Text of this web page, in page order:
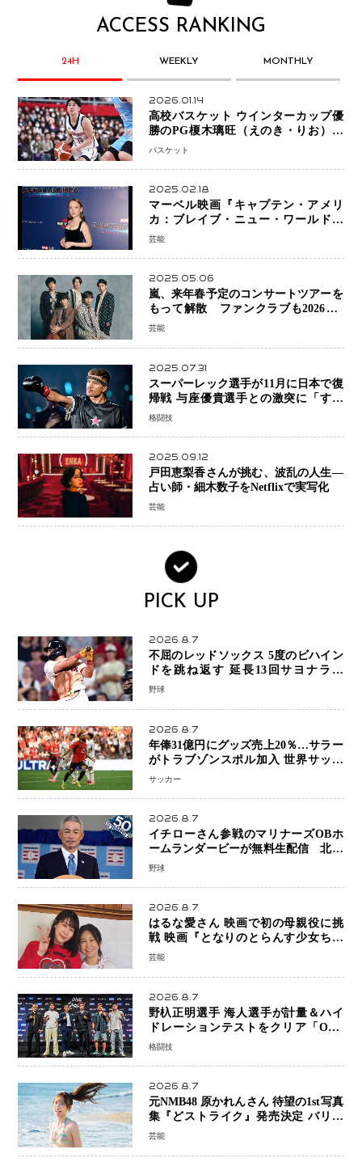
ACCESS RANKING
24H WEEKLY MONTHLY
2026.01.14
高校バスケット ウインターカップ優
勝のPG榎木璃旺（えのき・りお）が
プロの現場へ―。
バスケット
2025.02.18
マーベル映画『キャプテン・アメリ
カ：ブレイブ・ニュー・ワールド』
新ブラック・ウィドウ役のシラ・ハー
芸能
2025.05.06
嵐、来年春予定のコンサートツアーを
もって解散 ファンクラブも2026年5
月末で活動終了
芸能
2025.07.31
スーパーレック選手が11月に日本で復
帰戦 与座優貴選手との激突に「すべ
ての技術を見せたい」
格闘技
2025.09.12
戸田恵梨香さんが挑む、波乱の人生―
占い師・細木数子をNetflixで実写化
芸能
PICK UP
2026.8.7
不屈のレッドソックス 5度のビハイン
ドを跳ね返す 延長13回サヨナラ勝
ち 吉田正尚選手も2安打1打点で貢献 4
野球
2026.8.7
年俸31億円にグッズ売上20％…サラー
がトラブゾンスポル加入 世界サッカ
ーは「五大リーグ一強」から新時代へ
サッカー
2026.8.7
イチローさん参戦のマリナーズOBホ
ームランダービーが無料生配信 北米
ならではの“魅せる興行”に世界が注目
野球
2026.8.7
はるな愛さん 映画で初の母親役に挑
戦 映画『となりのとらんす少女ちゃ
ん』11月7日公開 未来の自分との対話
芸能
2026.8.7
野杁正明選手 海人選手が計量＆ハイ
ドレーションテストをクリア「ONE
SAMURAI 2」決戦へ万全の準備整う
格闘技
2026.8.7
元NMB48 原かれんさん 待望の1st写真
集『どストライク』発売決定 バリで
魅せる25歳の新境地
芸能